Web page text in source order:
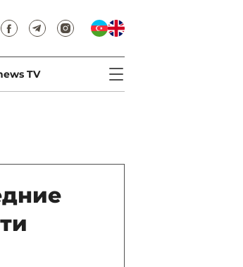
TV